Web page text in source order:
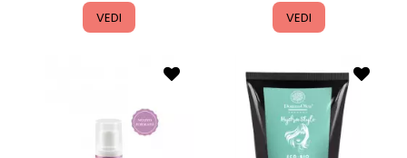
VEDI VEDI